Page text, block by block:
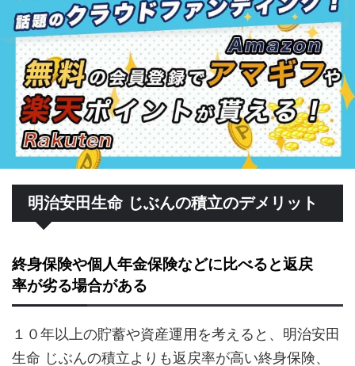
明治安田生命 じぶんの積立のデメリット
終身保険や個人年金保険などに比べると返戻
率が劣る場合がある
１０年以上の貯蓄や資産運用を考えると、明治安田
生命 じぶんの積立よりも返戻率が高い終身保険、